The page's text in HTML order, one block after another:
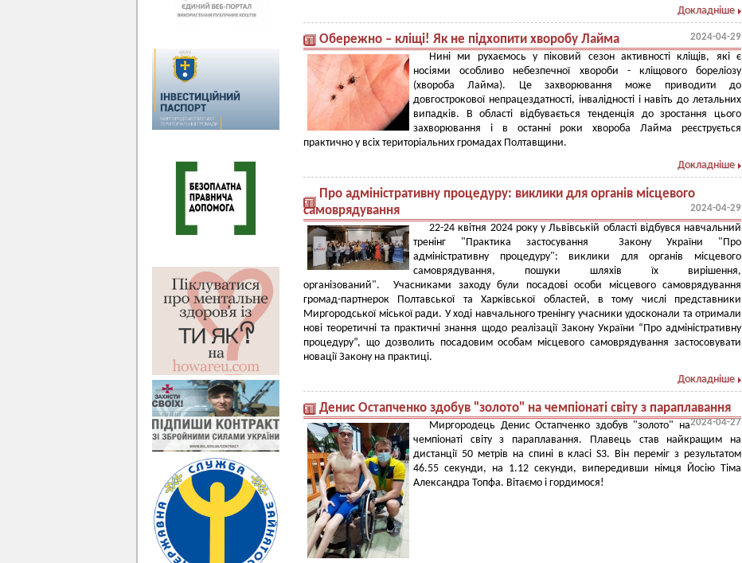
Докладніше
Обережно – кліщі! Як не підхопити хворобу Лайма 2024-04-29
Нині ми рухаємось у піковий сезон активності кліщів, які є
носіями особливо небезпечної хвороби - кліщового бореліозу
(хвороба Лайма). Це захворювання може приводити до
довгострокової непрацездатності, інвалідності і навіть до летальних
випадків. В області відбувається тенденція до зростання цього
захворювання і в останні роки хвороба Лайма реєструється
практично у всіх територіальних громадах Полтавщини.
Докладніше
Про адміністративну процедуру: виклики для органів місцевого
самоврядування
2024-04-29
22-24 квітня 2024 року у Львівській області відбувся навчальний
тренінг "Практика застосування Закону України "Про
адміністративну процедуру": виклики для органів місцевого
самоврядування, пошуки шляхів їх вирішення,
організований". Учасниками заходу були посадові особи місцевого самоврядування
громад-партнерок Полтавської та Харківської областей, в тому числі представники
Миргородської міської ради. У ході навчального тренінгу учасники удосконали та отримали
нові теоретичні та практичні знання щодо реалізації Закону України “Про адміністративну
процедуру”, що дозволить посадовим особам місцевого самоврядування застосовувати
новації Закону на практиці.
Докладніше
Денис Остапченко здобув "золото" на чемпіонаті світу з параплавання
2024-04-27
Миргородець Денис Остапченко здобув "золото" на
чемпіонаті світу з параплавання. Плавець став найкращим на
дистанції 50 метрів на спині в класі S3. Він переміг з результатом
46.55 секунди, на 1.12 секунди, випередивши німця Йосію Тіма
Александра Топфа. Вітаємо і гордимося!